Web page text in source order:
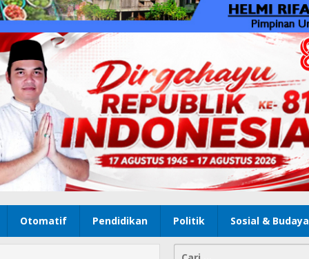
Otomatif Pendidikan Politik Sosial & Budaya